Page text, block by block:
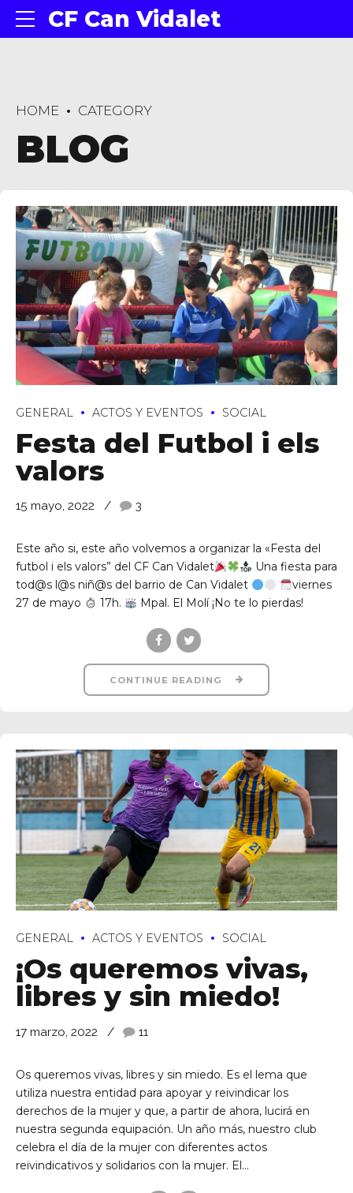
CF Can Vidalet
Ll 08950, Barcelona
HOME CATEGORY
BLOG
GENERAL ACTOS Y EVENTOS SOCIAL
Festa del Futbol i els
valors
15 mayo, 2022 3
Este año si, este año volvemos a organizar la «Festa del
futbol i els valors” del CF Can Vidalet
Una fiesta para
tod@s l@s niñ@s del barrio de Can Vidalet
viernes
27 de mayo
17h. Mpal. El Molí ¡No te lo pierdas!
CONTINUE READING
GENERAL ACTOS Y EVENTOS SOCIAL
¡Os queremos vivas,
libres y sin miedo!
17 marzo, 2022 11
Os queremos vivas, libres y sin miedo. Es el lema que
utiliza nuestra entidad para apoyar y reivindicar los
derechos de la mujer y que, a partir de ahora, lucirá en
nuestra segunda equipación. Un año más, nuestro club
celebra el día de la mujer con diferentes actos
reivindicativos y solidarios con la mujer. El...